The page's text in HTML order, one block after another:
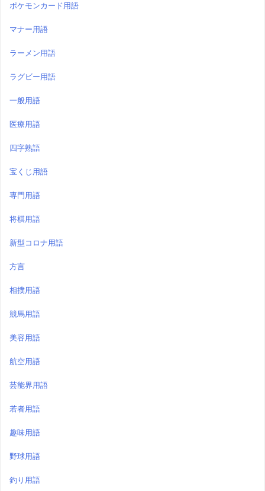
ポケモンカード用語
マナー用語
ラーメン用語
ラグビー用語
一般用語
医療用語
四字熟語
宝くじ用語
専門用語
将棋用語
新型コロナ用語
方言
相撲用語
競馬用語
美容用語
航空用語
芸能界用語
若者用語
趣味用語
野球用語
釣り用語